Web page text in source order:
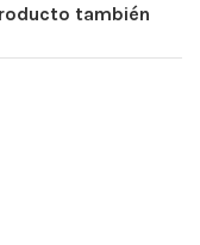
también